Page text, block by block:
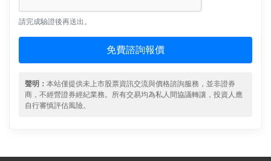
請完成驗證後再送出。
免費諮詢報價
聲明： 本站僅提供未上市股票資訊交流與價格諮詢服務，並非證券
商，不經營證券經紀業務。所有交易均為私人間協議轉讓，投資人應
自行審慎評估風險。